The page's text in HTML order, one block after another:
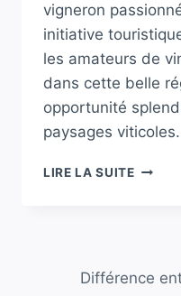
vigneron
initiative
les amateurs de
dans cette belle
opportunité
paysages
LIRE LA SUITE
Différence